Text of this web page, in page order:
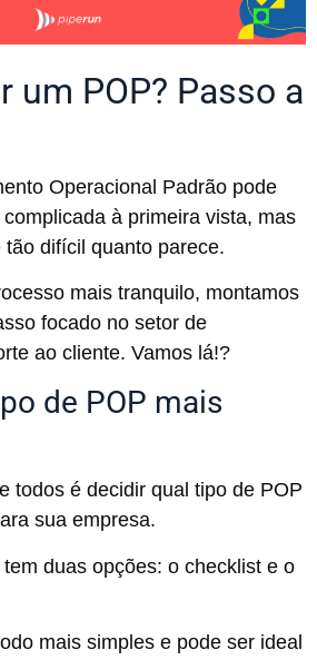
um POP? Passo a
Operacional Padrão pode
à primeira vista, mas
difícil quanto parece.
mais tranquilo, montamos
focado no setor de
ao cliente. Vamos lá!?
de POP mais
todos é decidir qual tipo de POP
sua empresa.
duas opções: o checklist e o
mais simples e pode ser ideal